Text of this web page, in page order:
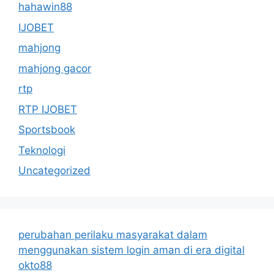
hahawin88
IJOBET
mahjong
mahjong gacor
rtp
RTP IJOBET
Sportsbook
Teknologi
Uncategorized
perubahan perilaku masyarakat dalam
menggunakan sistem login aman di era digital
okto88